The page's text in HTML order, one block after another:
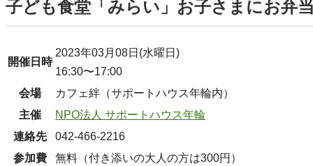
子ども食堂「みらい」お子さまにお弁
開催日時
2023年03月08日(水曜日)
16:30〜17:00
会場
カフェ絆（サポートハウス年輪内）
主催
NPO法人 サポートハウス年輪
連絡先
042-466-2216
参加費
無料（付き添いの大人の方は300円）